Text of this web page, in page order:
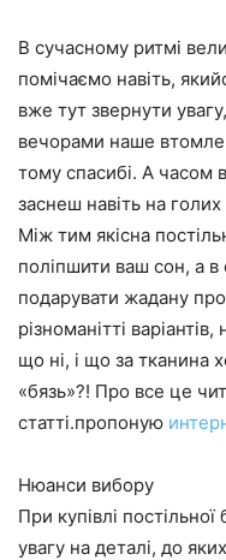
В сучасному ритмі
помічаємо навіть,
вже тут звернути
вечорами наше
тому спасибі. А часом
заснеш навіть на
Між тим якісна
поліпшити ваш сон, а в
подарувати жадану
різноманітті
що ні, і що за тканина
«бязь»?! Про все це
статті.пропоную
Нюанси вибору
При купівлі
увагу на деталі, до